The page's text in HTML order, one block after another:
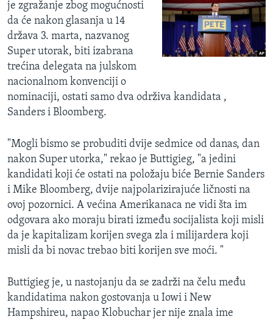
je zgražanje zbog mogućnosti
da će nakon glasanja u 14
država 3. marta, nazvanog
Super utorak, biti izabrana
trećina delegata na julskom
nacionalnom konvenciji o
nominaciji, ostati samo dva održiva kandidata ,
Sanders i Bloomberg.
"Mogli bismo se probuditi dvije sedmice od danas, dan
nakon Super utorka," rekao je Buttigieg, "a jedini
kandidati koji će ostati na položaju biće Bernie Sanders
i Mike Bloomberg, dvije najpolarizirajuće ličnosti na
ovoj pozornici. A većina Amerikanaca ne vidi šta im
odgovara ako moraju birati između socijalista koji misli
da je kapitalizam korijen svega zla i milijardera koji
misli da bi novac trebao biti korijen sve moći. "
Buttigieg je, u nastojanju da se zadrži na čelu među
kandidatima nakon gostovanja u Iowi i New
Hampshireu, napao Klobuchar jer nije znala ime